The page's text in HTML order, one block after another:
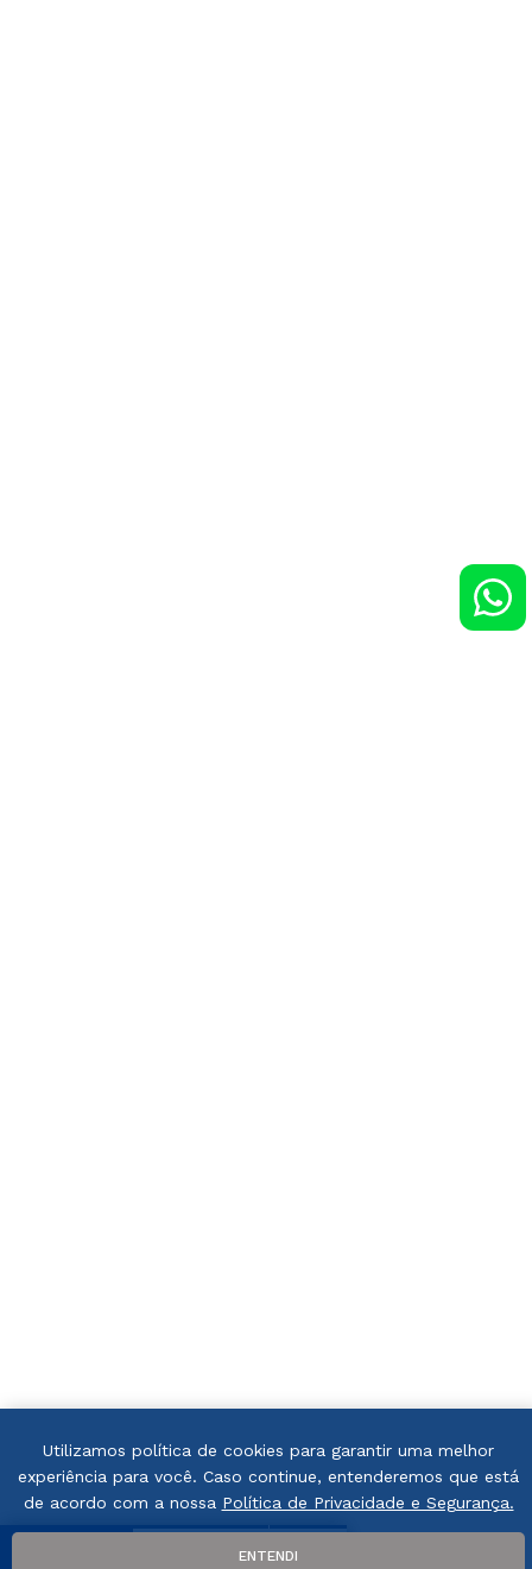
Utilizamos política de cookies para garantir uma melhor
experiência para você. Caso continue, entenderemos que está
de acordo com a nossa Política de Privacidade e Segurança.
ENTENDI